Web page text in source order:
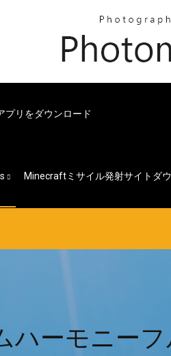
プリをダウンロード
Minecraftミサイル発射サイトダ
ハーモニー